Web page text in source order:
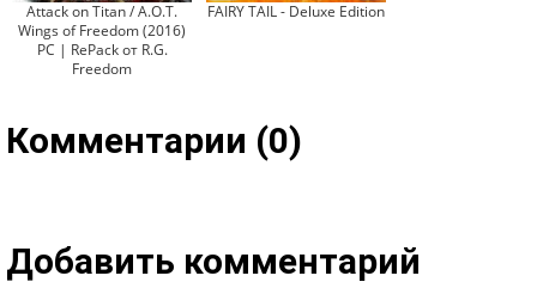
Attack on Titan / A.O.T.
Wings of Freedom (2016)
PC | RePack от R.G.
Freedom
FAIRY TAIL - Deluxe Edition
Комментарии (0)
Добавить комментарий